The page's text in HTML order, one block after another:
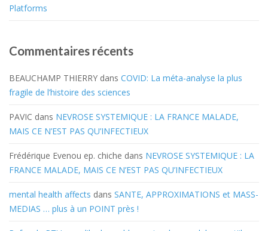
Platforms
Commentaires récents
BEAUCHAMP THIERRY dans COVID: La méta-analyse la plus
fragile de l’histoire des sciences
PAVIC dans NEVROSE SYSTEMIQUE : LA FRANCE MALADE,
MAIS CE N’EST PAS QU’INFECTIEUX
Frédérique Evenou ep. chiche dans NEVROSE SYSTEMIQUE : LA
FRANCE MALADE, MAIS CE N’EST PAS QU’INFECTIEUX
mental health affects dans SANTE, APPROXIMATIONS et MASS-
MEDIAS … plus à un POINT près !